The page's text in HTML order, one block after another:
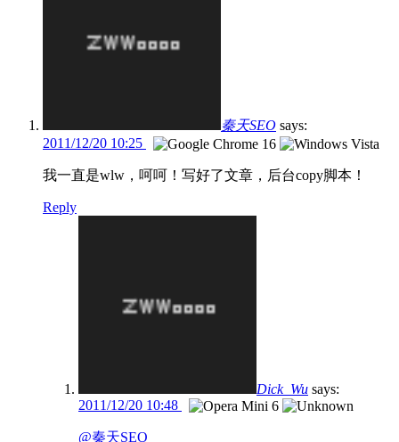
秦天SEO says:
2011/12/20 10:25
我一直是wlw，呵呵！写好了文章，后台copy脚本！
Reply
Dick_Wu says:
2011/12/20 10:48
@秦天SEO